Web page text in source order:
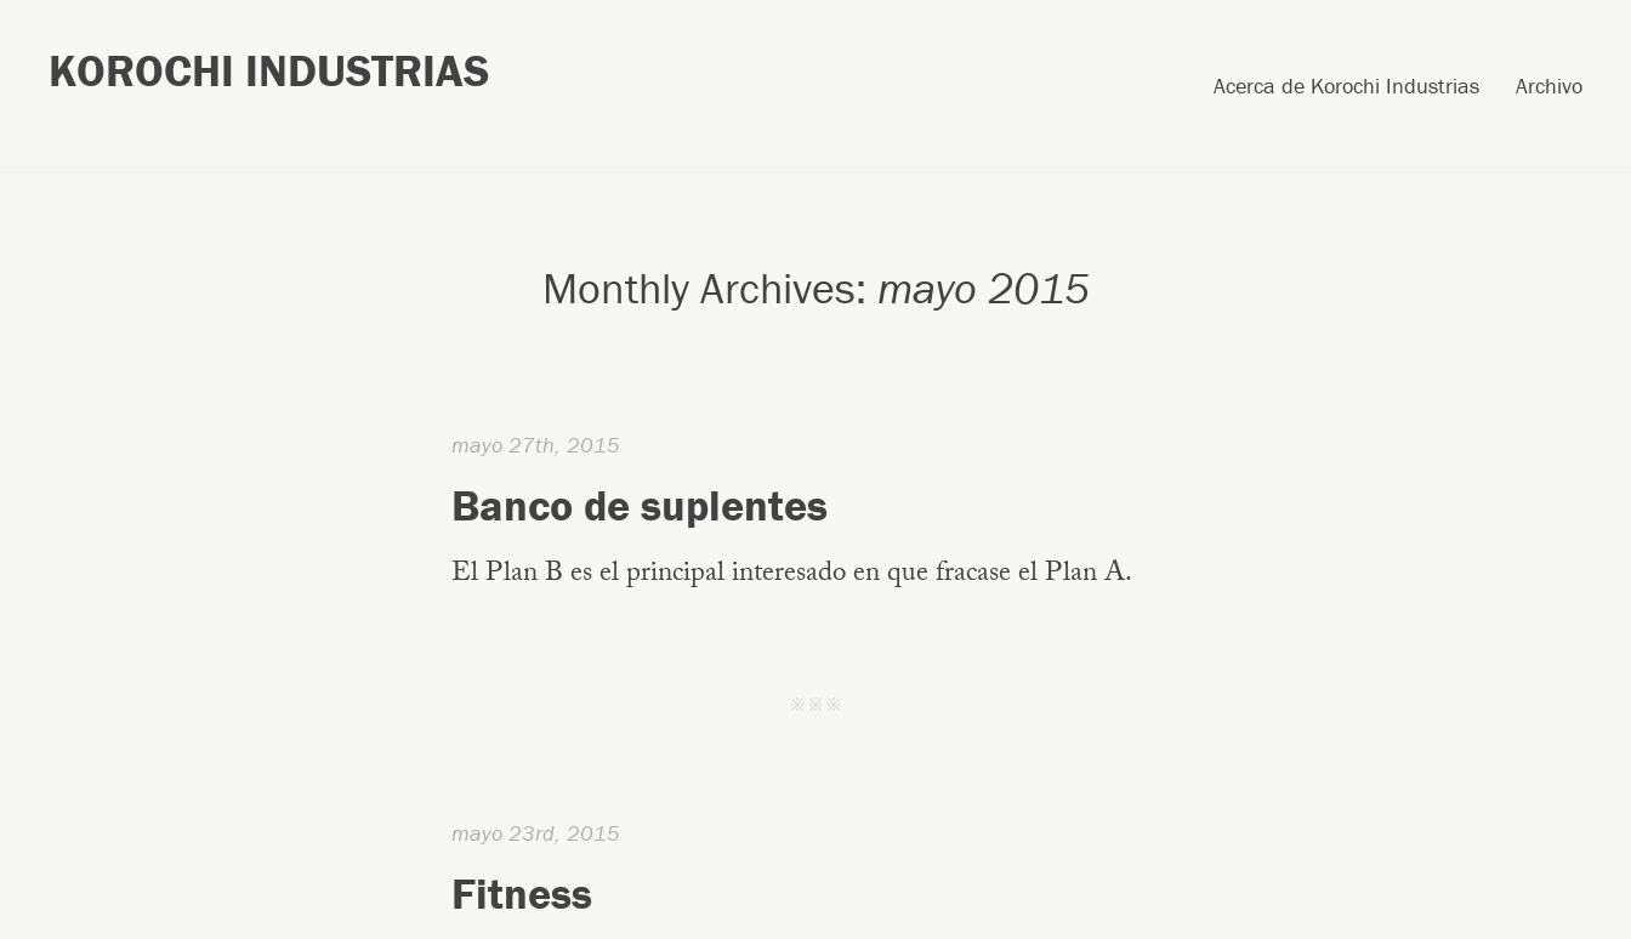
KOROCHI INDUSTRIAS Acerca de Korochi Industrias Archivo
Monthly Archives: mayo 2015
mayo 27th, 2015
Banco de suplentes
El Plan B es el principal interesado en que fracase el Plan A.
j j j
mayo 23rd, 2015
Fitness